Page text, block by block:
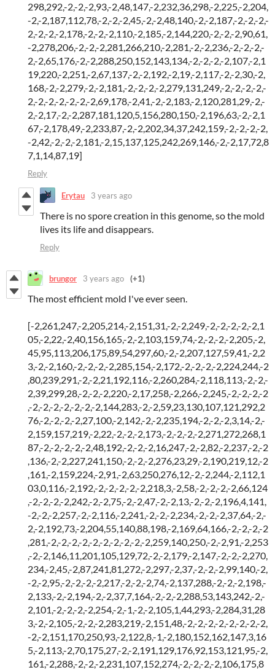
298,292,-2,-2,-2,93,-2,48,147,-2,232,36,298,-2,225,-2,204,
-2,-2,187,112,78,-2,-2,-2,45,-2,-2,48,140,-2,-2,187,-2,-2,-2,-
2,-2,-2,-2,178,-2,-2,-2,110,-2,185,-2,144,220,-2,-2,-2,90,61,
-2,278,206,-2,-2,-2,281,266,210,-2,281,-2,-2,236,-2,-2,-2,-
2,-2,65,176,-2,-2,288,250,152,143,134,-2,-2,-2,-2,107,-2,1
19,220,-2,251,-2,67,137,-2,-2,192,-2,19,-2,117,-2,-2,30,-2,
168,-2,-2,279,-2,-2,181,-2,-2,-2,-2,279,131,249,-2,-2,-2,-2,-
2,-2,-2,-2,-2,-2,-2,69,178,-2,41,-2,-2,183,-2,120,281,29,-2,-
2,-2,17,-2,-2,287,181,120,5,156,280,150,-2,196,63,-2,-2,1
67,-2,178,49,-2,233,87,-2,-2,202,34,37,242,159,-2,-2,-2,-2,
-2,42,-2,-2,-2,181,-2,15,137,125,242,269,146,-2,-2,17,72,8
7,1,14,87,19]
Reply
Erytau 3 years ago
There is no spore creation in this genome, so the mold
lives its life and disappears.
Reply
brungor 3 years ago (+1)
The most efficient mold I've ever seen.
[-2,261,247,-2,205,214,-2,151,31,-2,-2,249,-2,-2,-2,-2,-2,1
05,-2,22,-2,40,156,165,-2,-2,103,159,74,-2,-2,-2,-2,205,-2,
45,95,113,206,175,89,54,297,60,-2,-2,207,127,59,41,-2,2
3,-2,-2,160,-2,-2,-2,-2,285,154,-2,172,-2,-2,-2,-2,224,244,-2
,80,239,291,-2,-2,21,192,116,-2,260,284,-2,118,113,-2,-2,-
2,39,299,28,-2,-2,-2,220,-2,17,258,-2,266,-2,245,-2,-2,-2,-2
,-2,-2,-2,-2,-2,-2,-2,144,283,-2,-2,59,23,130,107,121,292,2
76,-2,-2,-2,-2,27,100,-2,142,-2,-2,235,194,-2,-2,-2,3,14,-2,-
2,159,157,219,-2,22,-2,-2,-2,173,-2,-2,-2,-2,271,272,268,1
87,-2,-2,-2,-2,-2,48,192,-2,-2,-2,16,247,-2,-2,82,-2,237,-2,-2
,136,-2,-2,227,241,150,-2,-2,-2,276,23,29,-2,190,219,12,-2
,161,-2,159,224,-2,91,-2,63,250,276,12,-2,-2,244,-2,112,1
03,0,116,-2,192,-2,-2,-2,-2,-2,218,3,-2,58,-2,-2,-2,-2,66,124
,-2,-2,-2,-2,242,-2,-2,75,-2,-2,47,-2,-2,13,-2,-2,-2,196,4,141,
-2,-2,-2,257,-2,-2,116,-2,241,-2,-2,-2,234,-2,-2,-2,37,64,-2,-
2,-2,192,73,-2,204,55,140,88,198,-2,169,64,166,-2,-2,-2,-2
,281,-2,-2,-2,-2,-2,-2,-2,-2,-2,-2,259,140,250,-2,-2,91,-2,253
,-2,-2,146,11,201,105,129,72,-2,-2,179,-2,147,-2,-2,-2,270,
234,-2,45,-2,87,241,81,272,-2,297,-2,37,-2,-2,-2,99,140,-2,
-2,-2,95,-2,-2,-2,-2,217,-2,-2,-2,74,-2,137,288,-2,-2,-2,198,-
2,133,-2,-2,194,-2,-2,37,7,164,-2,-2,-2,288,53,143,242,-2,-
2,101,-2,-2,-2,-2,254,-2,-1,-2,-2,105,1,44,293,-2,284,31,28
3,-2,-2,105,-2,-2,-2,283,219,-2,151,48,-2,-2,-2,-2,-2,-2,-2,-2,
-2,-2,151,170,250,93,-2,122,8,-1,-2,180,152,162,147,3,16
5,-2,113,-2,70,175,27,-2,-2,191,129,176,92,153,121,95,-2,
161,-2,288,-2,-2,-2,231,107,152,274,-2,-2,-2,-2,106,175,8